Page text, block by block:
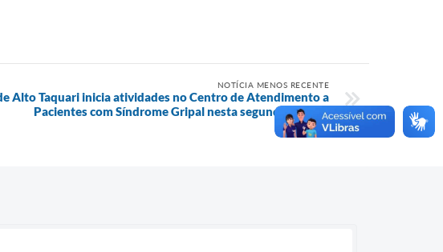
NOTÍCIA MENOS RECENTE
Alto Taquari inicia atividades no Centro de Atendimento a
Pacientes com Síndrome Gripal nesta segunda (17.01)